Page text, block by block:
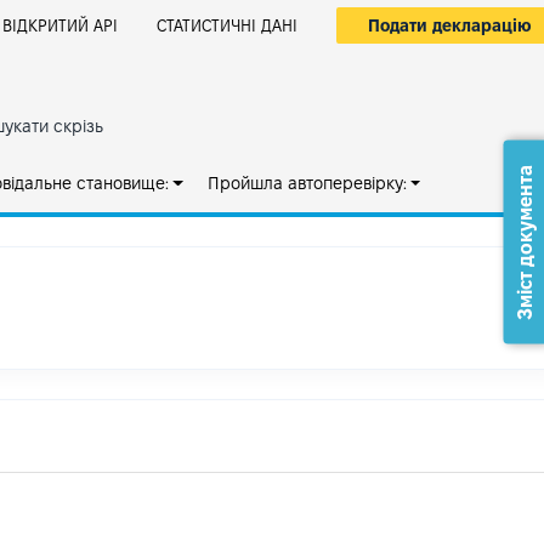
ВІДКРИТИЙ АРІ СТАТИСТИЧНІ ДАНІ Подати декларацію
скрізь
становище: Пройшла автоперевірку: Зміст документа